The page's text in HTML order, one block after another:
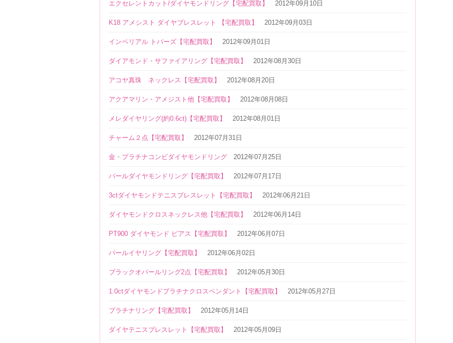
エクセレントカット/ダイヤモンドリング【宅配買取】 2012年09月10日
K18 アメシスト ダイヤブレスレット 【宅配買取】 2012年09月03日
インペリアル トパーズ【宅配買取】 2012年09月01日
ダイアモンド・サファイアリング【宅配買取】 2012年08月30日
アコヤ真珠 ネックレス【宅配買取】 2012年08月20日
アクアマリン・アメジスト他【宅配買取】 2012年08月08日
メレダイヤリング(約0.6ct)【宅配買取】 2012年08月01日
チャーム２点【宅配買取】 2012年07月31日
金・プラチナコンビダイヤモンドリング 2012年07月25日
パールダイヤモンドリング【宅配買取】 2012年07月17日
3ctダイヤモンドテニスブレスレット【宅配買取】 2012年06月21日
ダイヤモンドクロスネックレス他【宅配買取】 2012年06月14日
PT900 ダイヤモンド ピアス【宅配買取】 2012年06月07日
パールイヤリング【宅配買取】 2012年06月02日
ブラックオパールリング2点【宅配買取】 2012年05月30日
1.0ctダイヤモンドプラチナクロスペンダント【宅配買取】 2012年05月27日
プラチナリング【宅配買取】 2012年05月14日
ダイヤテニスブレスレット【宅配買取】 2012年05月09日